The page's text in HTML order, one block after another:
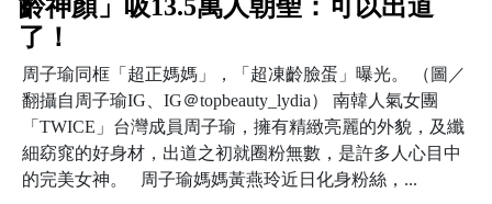
齡神顏」吸13.5萬人朝聖：可以出道
了！
周子瑜同框「超正媽媽」，「超凍齡臉蛋」曝光。 （圖／
翻攝自周子瑜IG、IG＠topbeauty_lydia） 南韓人氣女團
「TWICE」台灣成員周子瑜，擁有精緻亮麗的外貌，及纖
細窈窕的好身材，出道之初就圈粉無數，是許多人心目中
的完美女神。 周子瑜媽媽黃燕玲近日化身粉絲，...